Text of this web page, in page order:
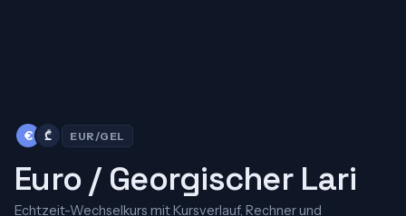
€ ₾ EUR/GEL
Euro / Georgischer Lari
Echtzeit-Wechselkurs mit Kursverlauf, Rechner und